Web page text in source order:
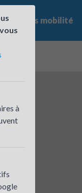
offres mobilité
à